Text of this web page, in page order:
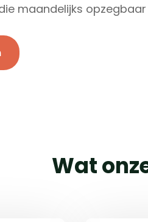
maandelijks opzegbaar
Wat